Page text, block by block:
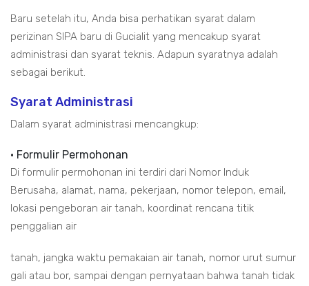
Baru setelah itu, Anda bisa perhatikan syarat dalam
perizinan SIPA baru di Gucialit yang mencakup syarat
administrasi dan syarat teknis. Adapun syaratnya adalah
sebagai berikut.
Syarat Administrasi
Dalam syarat administrasi mencangkup:
• Formulir Permohonan
Di formulir permohonan ini terdiri dari Nomor Induk
Berusaha, alamat, nama, pekerjaan, nomor telepon, email,
lokasi pengeboran air tanah, koordinat rencana titik
penggalian air
tanah, jangka waktu pemakaian air tanah, nomor urut sumur
gali atau bor, sampai dengan pernyataan bahwa tanah tidak